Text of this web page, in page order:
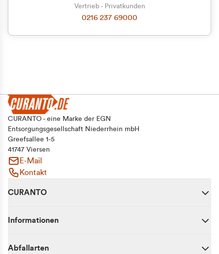
Vertrieb - Privatkunden
0216 237 69000
CURANTO - eine Marke der EGN
Entsorgungsgesellschaft Niederrhein mbH
Greefsallee 1-5
41747 Viersen
E-Mail
Kontakt
CURANTO
Informationen
Abfallarten